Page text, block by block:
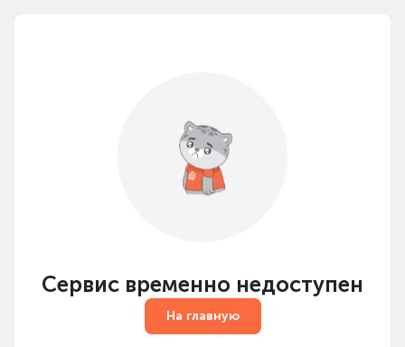
Сервис временно недоступен
На главную